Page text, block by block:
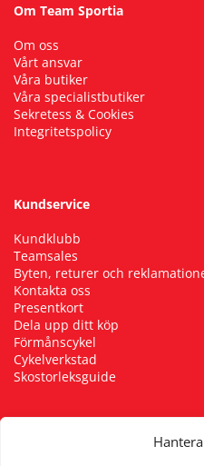
Om Team Sportia
Om oss
Vårt ansvar
Våra butiker
Våra specialistbutiker
Sekretess & Cookies
Integritetspolicy
Kundservice
Kundklubb
Teamsales
Byten, returer och
Kontakta oss
Presentkort
Dela upp ditt köp
Förmånscykel
Cykelverkstad
Skostorleksguide